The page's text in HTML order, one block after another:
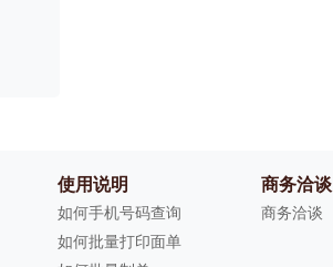
使用说明
如何手机号码查询
如何批量打印面单
商务洽谈
商务洽谈